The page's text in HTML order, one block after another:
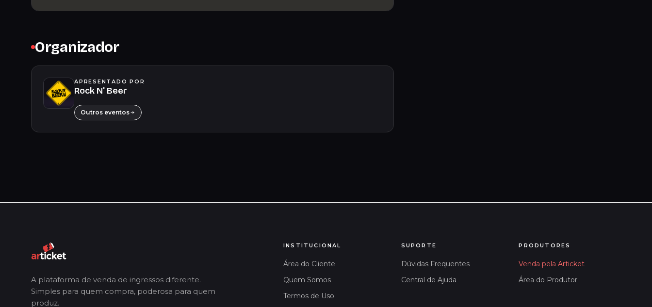
Organizador
APRESENTADO POR
Rock N' Beer
Outros eventos
A plataforma de venda de ingressos diferente.
Simples para quem compra, poderosa para quem
produz.
INSTITUCIONAL
Área do Cliente
Quem Somos
Termos de Uso
SUPORTE
Dúvidas Frequentes
Central de Ajuda
PRODUTORES
Venda pela Articket
Área do Produtor